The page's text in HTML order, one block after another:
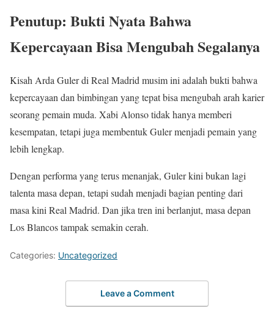
Penutup: Bukti Nyata Bahwa
Kepercayaan Bisa Mengubah Segalanya
Kisah Arda Guler di Real Madrid musim ini adalah bukti bahwa
kepercayaan dan bimbingan yang tepat bisa mengubah arah karier
seorang pemain muda. Xabi Alonso tidak hanya memberi
kesempatan, tetapi juga membentuk Guler menjadi pemain yang
lebih lengkap.
Dengan performa yang terus menanjak, Guler kini bukan lagi
talenta masa depan, tetapi sudah menjadi bagian penting dari
masa kini Real Madrid. Dan jika tren ini berlanjut, masa depan
Los Blancos tampak semakin cerah.
Categories: Uncategorized
Leave a Comment